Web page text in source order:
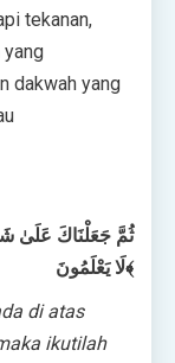
tekanan,
dakwah yang
لَا يَعْلَمُونَ﴾
di atas
ikutilah